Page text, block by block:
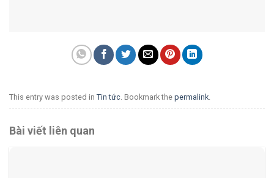
This entry was posted in Tin tức. Bookmark the permalink.
Bài viết liên quan